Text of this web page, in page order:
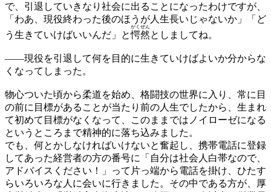
で、引退していきなり社会に出ることになったわけですが、
「わあ、現役終わった後のほうが人生長いじゃないか」「ど
う生きていけばいいんだ」と愕
がく
然
ぜん
としましてね。
——現役を引退して何を目的に生きていけばよいか分からな
くなってしまった。
物心ついた頃から柔道を始め、格闘技の世界に入り、常に目
の前に目標があることが当たり前の人生でしたから、生まれ
て初めて目標がなくなって、このままではノイローゼになる
というところまで精神的に落ち込みました。
でも、何とかしなければいけないと奮起し、携帯電話に登録
してあった経営者の方の番号に「自分は社会人白帯なので、
アドバイスください！」って片っ端から電話を掛け、ひたす
らいろいろな人に会いに行きました。その中である方が、厚